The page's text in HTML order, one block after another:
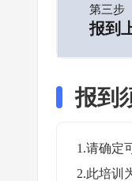
第三步
报到
报到
1.请确定
2.此培训